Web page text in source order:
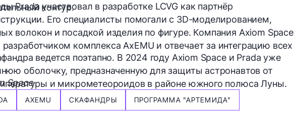
контур.
Prada участвовал в разработке LCVG как партнёр
Его специалисты помогали с 3D-моделированием,
волокон и посадкой изделия по фигуре. Компания Axiom Space
комплекса AxEMU и отвечает за интеграцию всех
ведется поэтапно. В 2024 году Axiom Space и Prada уже
оболочку, предназначенную для защиты астронавтов от
и микрометеороидов в районе южного полюса Луны.
Space
AXEMU СКАФАНДРЫ ПРОГРАММА "АРТЕМИДА"